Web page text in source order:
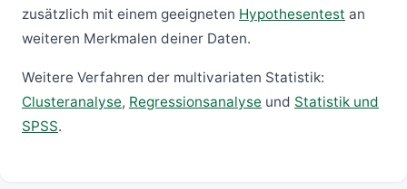
zusätzlich mit einem geeigneten Hypothesentest an
weiteren Merkmalen deiner Daten.
Weitere Verfahren der multivariaten Statistik:
Clusteranalyse, Regressionsanalyse und Statistik und
SPSS.